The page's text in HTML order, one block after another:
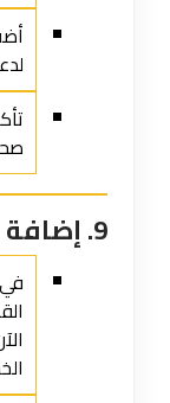
9. إضافة دعوة لاتخاذ إجراء (CTA)